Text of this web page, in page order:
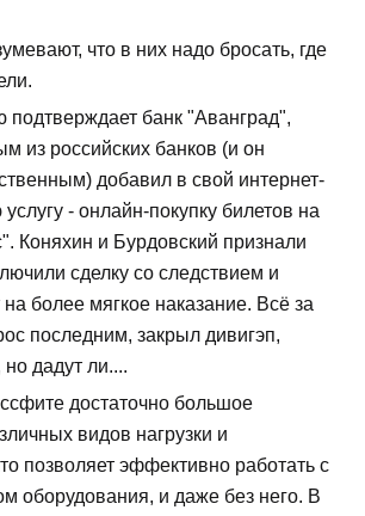
что в них надо бросать, где
подтверждает банк "Аванград",
из российских банков (и он
добавил в свой интернет-
- онлайн-покупку билетов на
Коняхин и Бурдовский признали
сделку со следствием и
более мягкое наказание. Всё за
последним, закрыл дивигэп,
дадут ли....
достаточно большое
видов нагрузки и
позволяет эффективно работать с
оборудования, и даже без него. В